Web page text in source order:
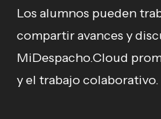
Los alumnos pueden
compartir avances y
MiDespacho.Cloud
y el trabajo colaborativo.